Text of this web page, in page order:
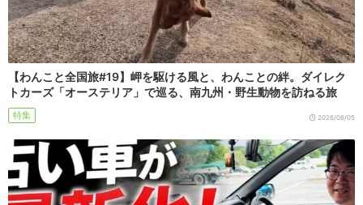
【わんこと全国旅#19】岬を駆ける風と、わんことの絆。ダイレク
トカーズ「オーステリア」で巡る、南九州・野生動物を訪ねる旅
特集 2026/08/05